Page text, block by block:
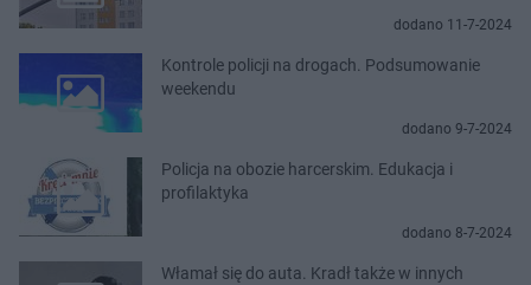
dodano 11-7-2024
Kontrole policji na drogach. Podsumowanie
weekendu
dodano 9-7-2024
Policja na obozie harcerskim. Edukacja i
profilaktyka
dodano 8-7-2024
Włamał się do auta. Kradł także w innych